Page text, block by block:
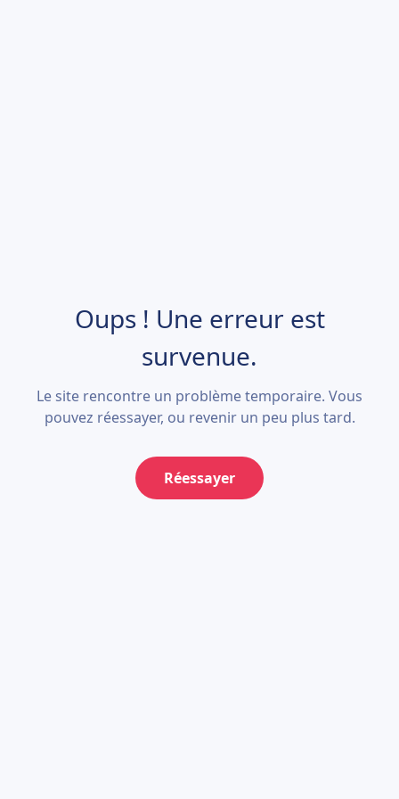
Oups ! Une erreur est
survenue.
Le site rencontre un problème temporaire. Vous
pouvez réessayer, ou revenir un peu plus tard.
Réessayer